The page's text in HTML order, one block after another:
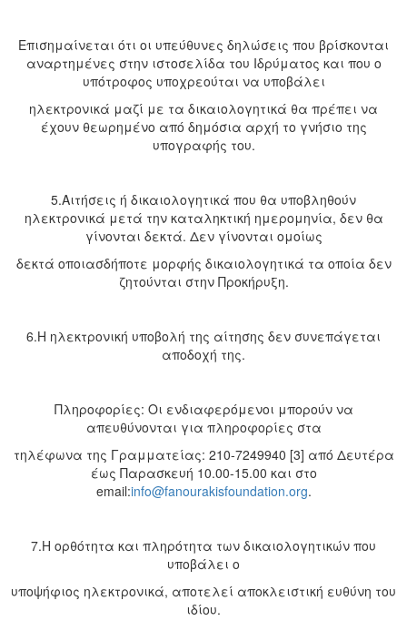
Επισημαίνεται ότι οι υπεύθυνες δηλώσεις που βρίσκονται
αναρτημένες στην ιστοσελίδα του Ιδρύματος και που ο
υπότροφος υποχρεούται να υποβάλει
ηλεκτρονικά μαζί με τα δικαιολογητικά θα πρέπει να
έχουν θεωρημένο από δημόσια αρχή το γνήσιο της
υπογραφής του.
5.Aιτήσεις ή δικαιολογητικά που θα υποβληθούν
ηλεκτρονικά μετά την καταληκτική ημερομηνία, δεν θα
γίνονται δεκτά. Δεν γίνονται ομοίως
δεκτά οποιασδήποτε μορφής δικαιολογητικά τα οποία δεν
ζητούνται στην Προκήρυξη.
6.Η ηλεκτρονική υποβολή της αίτησης δεν συνεπάγεται
αποδοχή της.
Πληροφορίες: Οι ενδιαφερόμενοι μπορούν να
απευθύνονται για πληροφορίες στα
τηλέφωνα της Γραμματείας: 210-7249940 [3] από Δευτέρα
έως Παρασκευή 10.00-15.00 και στο
email:info@fanourakisfoundation.org.
7.Η ορθότητα και πληρότητα των δικαιολογητικών που
υποβάλει ο
υποψήφιος ηλεκτρονικά, αποτελεί αποκλειστική ευθύνη του
ιδίου.